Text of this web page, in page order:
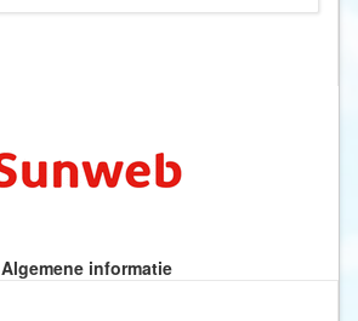
Algemene informatie